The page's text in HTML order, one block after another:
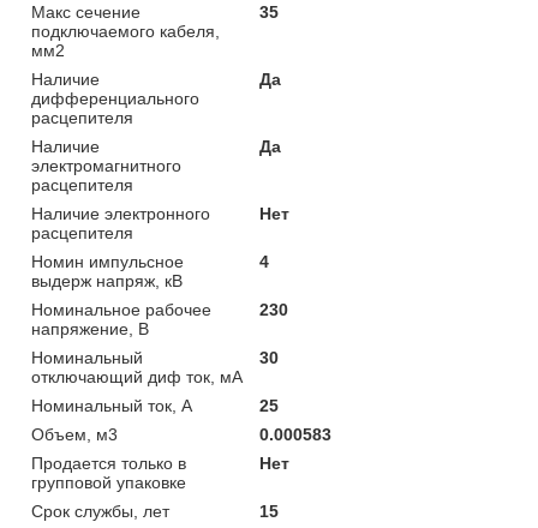
Макс сечение
подключаемого кабеля,
мм2
35
Наличие
дифференциального
расцепителя
Да
Наличие
электромагнитного
расцепителя
Да
Наличие электронного
расцепителя
Нет
Номин импульсное
выдерж напряж, кВ
4
Номинальное рабочее
напряжение, В
230
Номинальный
отключающий диф ток, мА
30
Номинальный ток, А
25
Объем, м3
0.000583
Продается только в
групповой упаковке
Нет
Срок службы, лет
15